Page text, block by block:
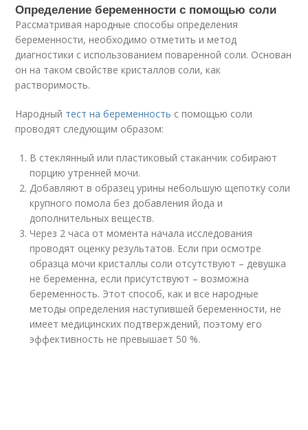
Определение беременности с помощью соли
Рассматривая народные способы определения
беременности, необходимо отметить и метод
диагностики с использованием поваренной соли. Основан
он на таком свойстве кристаллов соли, как
растворимость.
Народный тест на беременность с помощью соли
проводят следующим образом:
В стеклянный или пластиковый стаканчик собирают
порцию утренней мочи.
Добавляют в образец урины небольшую щепотку соли
крупного помола без добавления йода и
дополнительных веществ.
Через 2 часа от момента начала исследования
проводят оценку результатов. Если при осмотре
образца мочи кристаллы соли отсутствуют – девушка
не беременна, если присутствуют – возможна
беременность. Этот способ, как и все народные
методы определения наступившей беременности, не
имеет медицинских подтверждений, поэтому его
эффективность не превышает 50 %.